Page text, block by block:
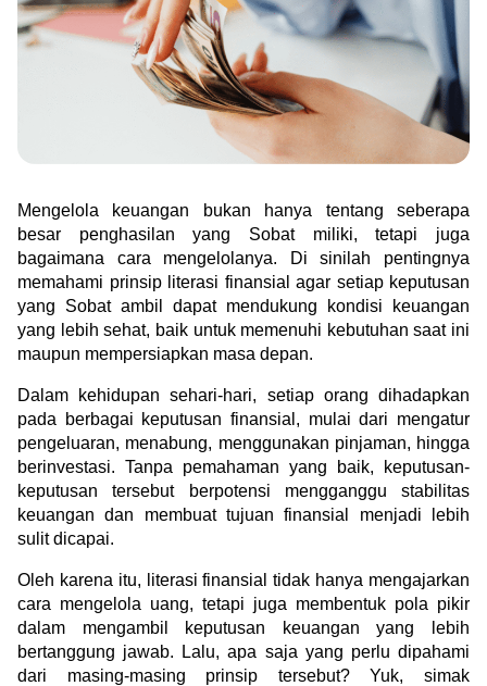
Perhiasan
From Story
Jual emas kamu ke Treasury
Gold for Good
Berkontribusi pada hal yang benar-benar berarti
#BuatMasaDepan
Profile
Tata Kelola
Indonesia
Mengelola keuangan bukan hanya tentang seberapa
besar penghasilan yang Sobat miliki, tetapi juga
bagaimana cara mengelolanya. Di sinilah pentingnya
memahami prinsip literasi finansial agar setiap keputusan
yang Sobat ambil dapat mendukung kondisi keuangan
yang lebih sehat, baik untuk memenuhi kebutuhan saat ini
maupun mempersiapkan masa depan.
Dalam kehidupan sehari-hari, setiap orang dihadapkan
pada berbagai keputusan finansial, mulai dari mengatur
pengeluaran, menabung, menggunakan pinjaman, hingga
berinvestasi. Tanpa pemahaman yang baik, keputusan-
keputusan tersebut berpotensi mengganggu stabilitas
keuangan dan membuat tujuan finansial menjadi lebih
sulit dicapai.
Oleh karena itu, literasi finansial tidak hanya mengajarkan
cara mengelola uang, tetapi juga membentuk pola pikir
dalam mengambil keputusan keuangan yang lebih
bertanggung jawab. Lalu, apa saja yang perlu dipahami
dari masing-masing prinsip tersebut? Yuk, simak